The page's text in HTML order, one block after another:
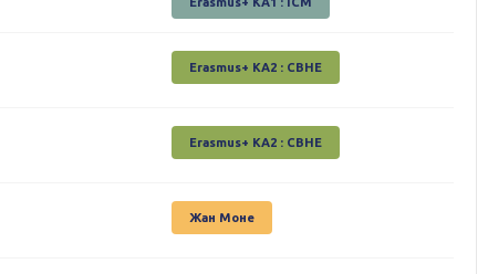
Erasmus+ КА2 : СВНЕ
Erasmus+ КА2 : СВНЕ
Жан Моне